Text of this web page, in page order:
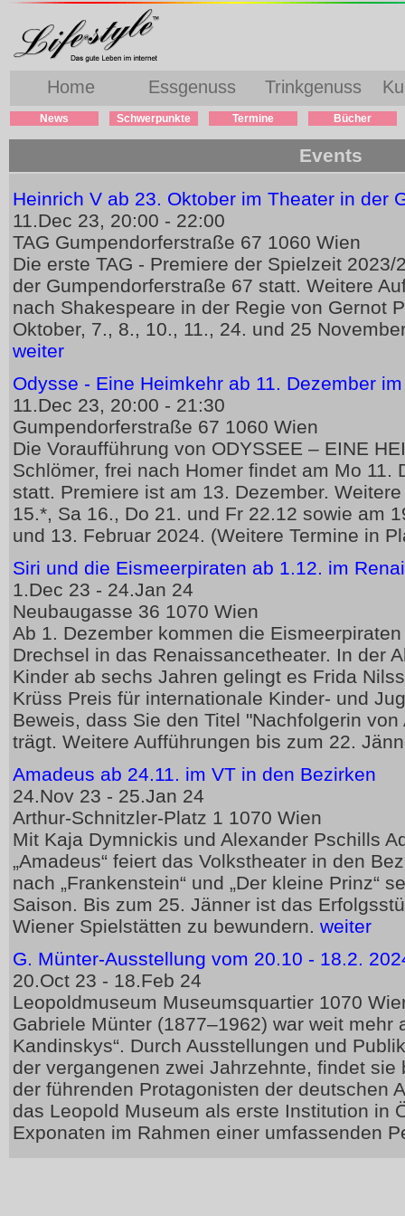
Home Essgenuss Trinkgenuss
News Schwerpunkte Termine Bücher
Events
Heinrich V ab 23. Oktober im Theater in der
11.Dec 23, 20:00 - 22:00
TAG Gumpendorferstraße 67 1060 Wien
Die erste TAG - Premiere der Spielzeit
der Gumpendorferstraße 67 statt. Weitere
nach Shakespeare in der Regie von Gernot
Oktober, 7., 8., 10., 11., 24. und 25
weiter
Odysse - Eine Heimkehr ab 11. Dezember im
11.Dec 23, 20:00 - 21:30
Gumpendorferstraße 67 1060 Wien
Die Voraufführung von ODYSSEE – EINE
Schlömer, frei nach Homer findet am Mo 11.
statt. Premiere ist am 13. Dezember.
15.*, Sa 16., Do 21. und Fr 22.12 sowie am
und 13. Februar 2024. (Weitere Termine in
Siri und die Eismeerpiraten ab 1.12. im
1.Dec 23 - 24.Jan 24
Neubaugasse 36 1070 Wien
Ab 1. Dezember kommen die
Drechsel in das Renaissancetheater. In der
Kinder ab sechs Jahren gelingt es Frida
Krüss Preis für internationale Kinder- und
Beweis, dass Sie den Titel "Nachfolgerin
trägt. Weitere Aufführungen bis zum 22.
Amadeus ab 24.11. im VT in den Bezirken
24.Nov 23 - 25.Jan 24
Arthur-Schnitzler-Platz 1 1070 Wien
Mit Kaja Dymnickis und Alexander Pschills
„Amadeus“ feiert das Volkstheater in den
nach „Frankenstein“ und „Der kleine Prinz“
Saison. Bis zum 25. Jänner ist das
Wiener Spielstätten zu bewundern. weiter
G. Münter-Ausstellung vom 20.10 - 18.2.
20.Oct 23 - 18.Feb 24
Leopoldmuseum Museumsquartier 1070
Gabriele Münter (1877–1962) war weit mehr
Kandinskys“. Durch Ausstellungen und
der vergangenen zwei Jahrzehnte, findet
der führenden Protagonisten der deutschen
das Leopold Museum als erste Institution in
Exponaten im Rahmen einer umfassenden